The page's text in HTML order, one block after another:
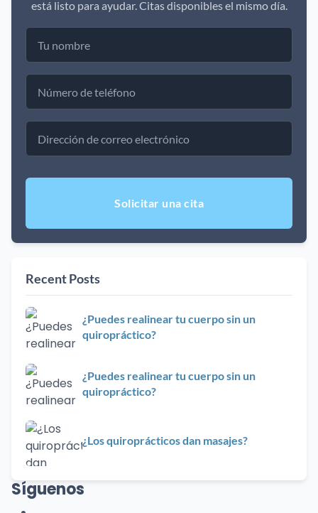
está listo para ayudar. Citas disponibles el mismo día.
Tu
nombre
Número
teléfono
Dirección
correo
Recent Posts
¿Puedes realinear tu cuerpo sin un
quiropráctico?
¿Puedes realinear tu cuerpo sin un
quiropráctico?
¿Los quiroprácticos dan masajes?
Síguenos